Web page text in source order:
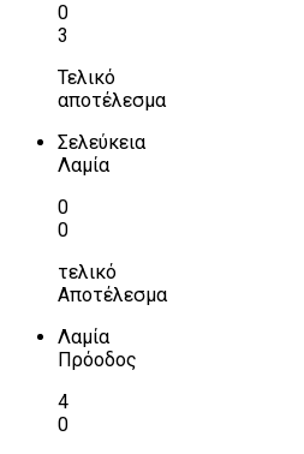
0
3
Τελικό
αποτέλεσμα
Σελεύκεια
Λαμία
0
0
τελικό
Αποτέλεσμα
Λαμία
Πρόοδος
4
0